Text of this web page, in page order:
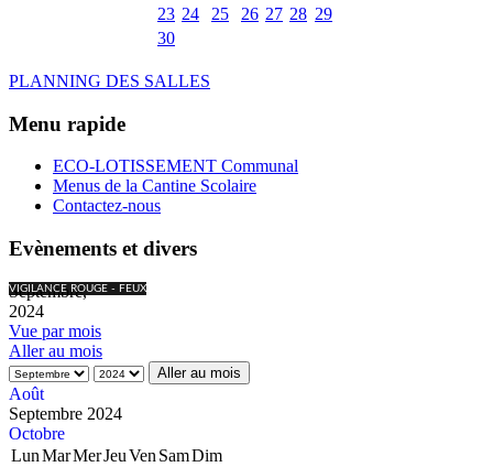
23 24 25 26 27 28 29
30
PLANNING DES SALLES
Menu rapide
ECO-LOTISSEMENT Communal
Menus de la Cantine Scolaire
Contactez-nous
Evènements et divers
VIGILANCE ROUGE - FEUX
Septembre,
2024
Vue par mois
Aller au mois
Aller au mois
Août
Septembre 2024
Octobre
LunMarMerJeuVen SamDim